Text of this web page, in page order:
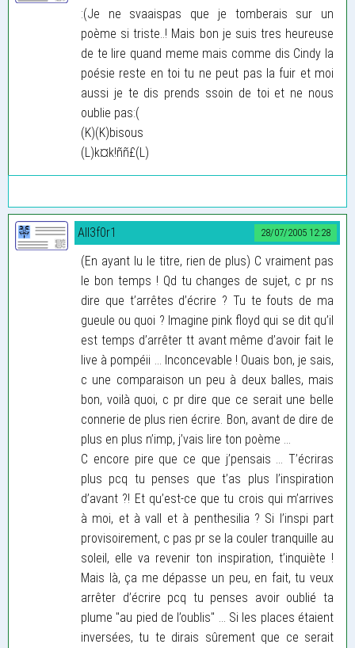
:(Je ne svaaispas que je tomberais sur un
poème si triste..! Mais bon je suis tres heureuse
de te lire quand meme mais comme dis Cindy la
poésie reste en toi tu ne peut pas la fuir et moi
aussi je te dis prends ssoin de toi et ne nous
oublie pas:(
(K)(K)bisous
(L)k¤k!ññ£(L)
28/07/2005 12:28
All3f0r1
(En ayant lu le titre, rien de plus) C vraiment pas
le bon temps ! Qd tu changes de sujet, c pr ns
dire que t’arrêtes d’écrire ? Tu te fouts de ma
gueule ou quoi ? Imagine pink floyd qui se dit qu’il
est temps d’arrêter tt avant même d’avoir fait le
live à pompéii ... Inconcevable ! Ouais bon, je sais,
c une comparaison un peu à deux balles, mais
bon, voilà quoi, c pr dire que ce serait une belle
connerie de plus rien écrire. Bon, avant de dire de
plus en plus n’imp, j’vais lire ton poème ...
C encore pire que ce que j’pensais ... T’écriras
plus pcq tu penses que t’as plus l’inspiration
d’avant ?! Et qu’est-ce que tu crois qui m’arrives
à moi, et à vall et à penthesilia ? Si l’inspi part
provisoirement, c pas pr se la couler tranquille au
soleil, elle va revenir ton inspiration, t’inquiète !
Mais là, ça me dépasse un peu, en fait, tu veux
arrêter d’écrire pcq tu penses avoir oublié ta
plume "au pied de l’oublis" ... Si les places étaient
inversées, tu te dirais sûrement que ce serait